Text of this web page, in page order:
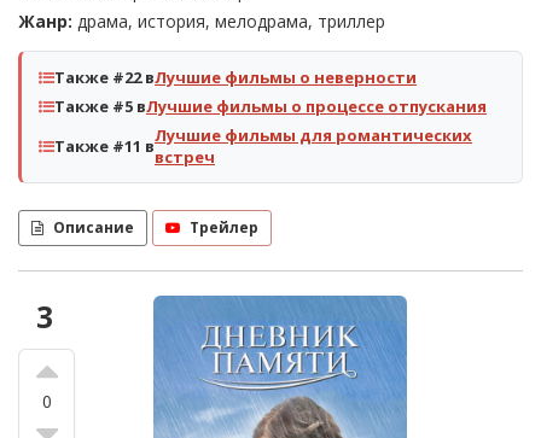
Жанр: драма, история, мелодрама, триллер
Также #22 вЛучшие фильмы о неверности
Также #5 вЛучшие фильмы о процессе отпускания
Также #11 вЛучшие фильмы для романтических
встреч
Описание Трейлер
3
0